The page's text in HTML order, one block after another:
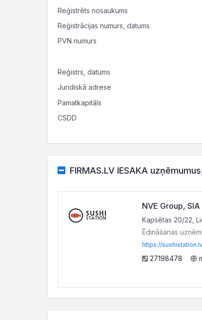
Reģistrēts nosaukums
Reģistrācijas numurs, datums
PVN numurs
Reģistrs, datums
Juridiskā adrese
Pamatkapitāls
CSDD
FIRMAS.LV IESAKA
NVE Group, SIA
Kapsētas 20/22,
Ēdināšanas
https://
27198478